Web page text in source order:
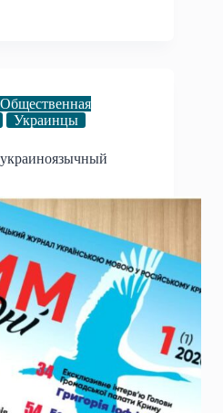
Общественная
Украинцы